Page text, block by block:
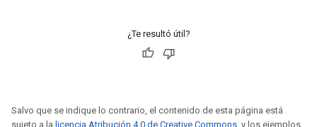
¿Te resultó útil?
Salvo que se indique lo contrario, el contenido de esta página está
sujeto a la licencia Atribución 4.0 de Creative Commons, y los ejemplos